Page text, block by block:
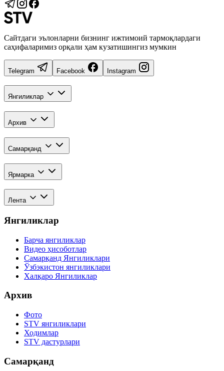
Сайтдаги эълонларни бизнинг ижтимоий тармоқлардаги
саҳифаларимиз орқали ҳам кузатишингиз мумкин
Telegram Facebook Instagram
Янгиликлар
Архив
Самарқанд
Ярмарка
Лента
Янгиликлар
Барча янгиликлар
Видео ҳисоботлар
Самарқанд Янгиликлари
Ўзбэкистон янгиликлари
Халқаро Янгиликлар
Архив
Фото
STV янгиликлари
Ходимлар
STV дастурлари
Самарқанд